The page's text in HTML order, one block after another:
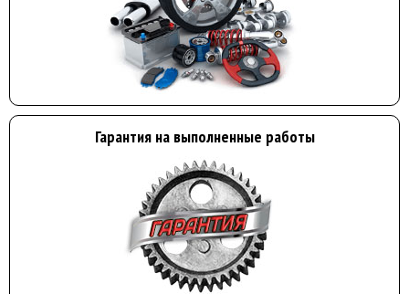
Гарантия на выполненные работы